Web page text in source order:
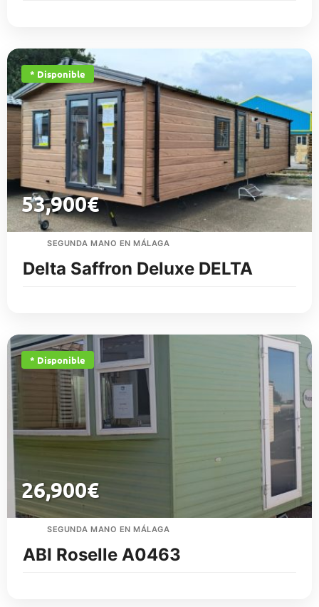
* Disponible
53,900€
SEGUNDA MANO EN MÁLAGA
Delta Saffron Deluxe DELTA
* Disponible
26,900€
SEGUNDA MANO EN MÁLAGA
ABI Roselle A0463